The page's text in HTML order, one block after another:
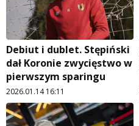
Debiut i dublet. Stępiński
dał Koronie zwycięstwo w
pierwszym sparingu
2026.01.14 16:11